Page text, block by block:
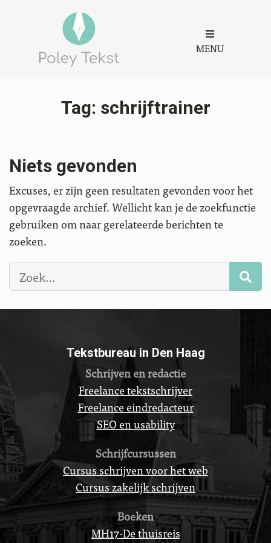
MENU
Tag: schrijftrainer
Niets gevonden
Excuses, er zijn geen resultaten gevonden voor het
opgevraagde archief. Wellicht kan je de zoekfunctie
gebruiken om naar gerelateerde berichten te
zoeken.
Zoeken
Tekstbureau in Den Haag
Schrijven en redactie
Freelance tekstschrijver
Freelance eindredacteur
SEO en usability
Schrijfcursussen
Cursus schrijven voor het web
Cursus zakelijk schrijven
Boeken
MH17-De thuisreis